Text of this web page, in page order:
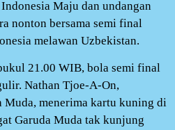
Maju dan undangan
nonton bersama semi final
melawan Uzbekistan.
21.00 WIB, bola semi final
Nathan Tjoe-A-On,
Muda, menerima kartu kuning di
Garuda Muda tak kunjung